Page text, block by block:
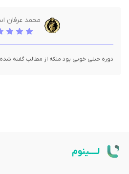
محمد عرفان
دوره خیلی خوبی بود منکه از مطالب گفته شده
لــــینوم